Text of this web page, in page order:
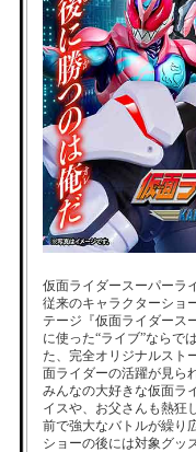
仮面ライダースーパーラ
従来のキャラクターショ
テージ『仮面ライダース
に使った“ライブ”ならで
た、完全オリジナルスト
面ライダーの活躍が見ら
みんなの大好きな仮面ラ
イスや、お父さんも熱狂
前で強大なバトルが繰り
ショーの後には対象グッ